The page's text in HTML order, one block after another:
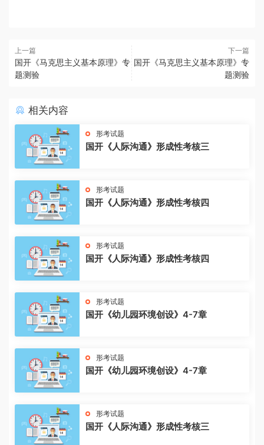
上一篇
国开《马克思主义基本原理》专
题测验
下一篇
国开《马克思主义基本原理》专
题测验
相关内容
形考试题
国开《人际沟通》形成性考核三
形考试题
国开《人际沟通》形成性考核四
形考试题
国开《人际沟通》形成性考核四
形考试题
国开《幼儿园环境创设》4-7章
形考试题
国开《幼儿园环境创设》4-7章
形考试题
国开《人际沟通》形成性考核三